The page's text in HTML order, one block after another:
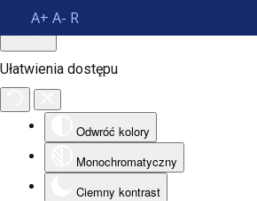
Ułatwienia dostępu
Odwróć kolory
Monochromatyczny
Ciemny kontrast
A+ A- R